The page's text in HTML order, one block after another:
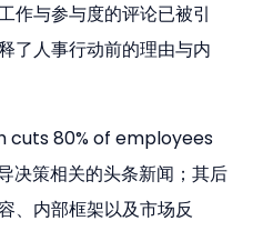
作与参与度的评论已被引
了人事行动前的理由与内
cuts 80% of employees
决策相关的头条新闻；其后
、内部框架以及市场反